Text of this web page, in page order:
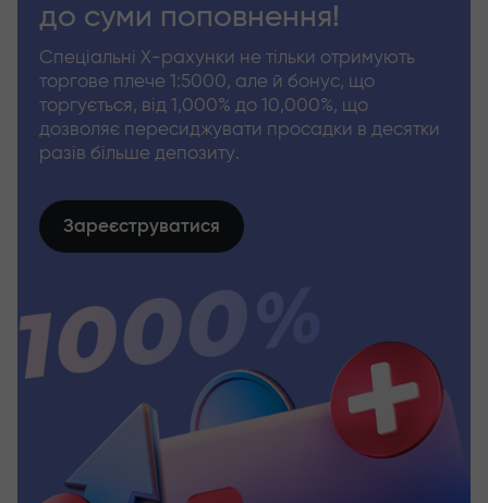
до суми поповнення!
Спеціальні Х-рахунки не тільки отримують
торгове плече 1:5000, але й бонус, що
торгується, від 1,000% до 10,000%, що
дозволяє пересиджувати просадки в десятки
разів більше депозиту.
Зареєструватися